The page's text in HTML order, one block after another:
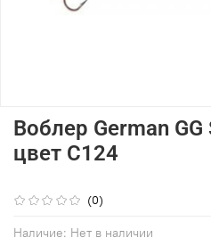
(0)
Наличие: Нет в наличии
Воблер German
цвет C124